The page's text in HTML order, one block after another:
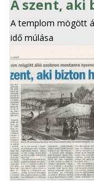
A szent,
A templom mögött
idő múlása